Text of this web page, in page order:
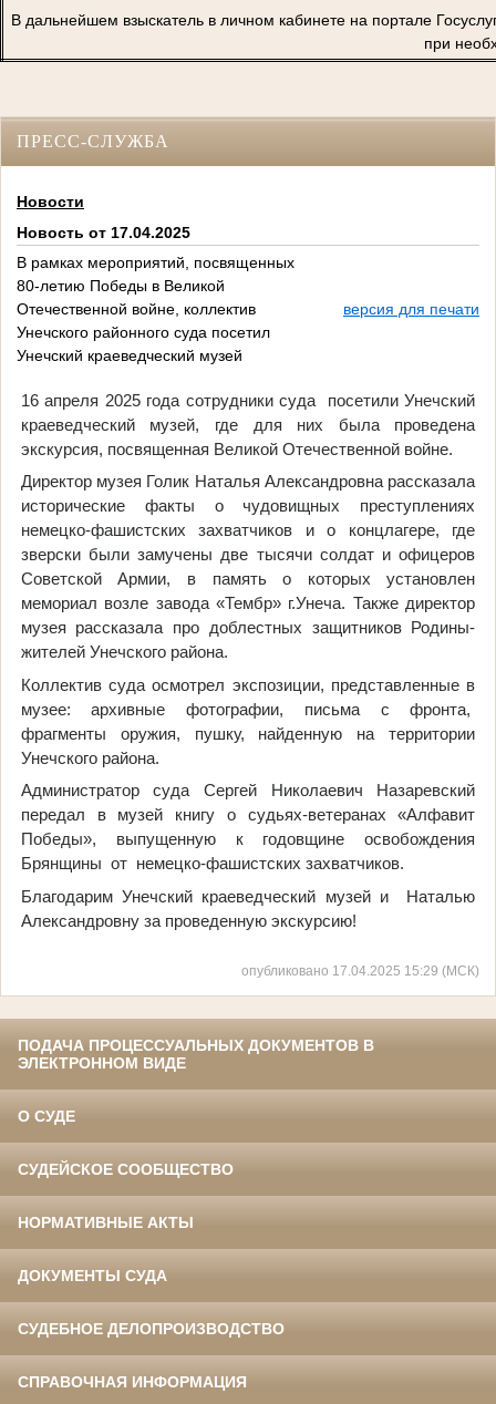
В дальнейшем взыскатель в личном кабинете на портале
при
ПРЕСС-СЛУЖБА
Новости
Новость от 17.04.2025
В рамках мероприятий, посвященных
80-летию Победы в Великой
Отечественной войне, коллектив
Унечского районного суда посетил
Унечский краеведческий музей
версия для печати
16 апреля 2025 года сотрудники суда посетили Унечский
краеведческий музей, где для них была проведена
экскурсия, посвященная Великой Отечественной войне.
Директор музея Голик Наталья Александровна рассказала
исторические факты о чудовищных преступлениях
немецко-фашистских захватчиков и о концлагере, где
зверски были замучены две тысячи солдат и офицеров
Советской Армии, в память о которых установлен
мемориал возле завода «Тембр» г.Унеча. Также директор
музея рассказала про доблестных защитников Родины-
жителей Унечского района.
Коллектив суда осмотрел экспозиции, представленные в
музее: архивные фотографии, письма с фронта,
фрагменты оружия, пушку, найденную на территории
Унечского района.
Администратор суда Сергей Николаевич Назаревский
передал в музей книгу о судьях-ветеранах «Алфавит
Победы», выпущенную к годовщине освобождения
Брянщины от немецко-фашистских захватчиков.
Благодарим Унечский краеведческий музей и Наталью
Александровну за проведенную экскурсию!
опубликовано 17.04.2025 15:29 (МСК)
ПОДАЧА ПРОЦЕССУАЛЬНЫХ ДОКУМЕНТОВ В
ЭЛЕКТРОННОМ ВИДЕ
О СУДЕ
СУДЕЙСКОЕ СООБЩЕСТВО
НОРМАТИВНЫЕ АКТЫ
ДОКУМЕНТЫ СУДА
СУДЕБНОЕ ДЕЛОПРОИЗВОДСТВО
СПРАВОЧНАЯ ИНФОРМАЦИЯ